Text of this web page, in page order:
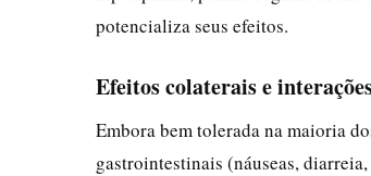
potencializa seus efeitos.
Efeitos colaterais e
Embora bem tolerada na maioria
gastrointestinais (náuseas,